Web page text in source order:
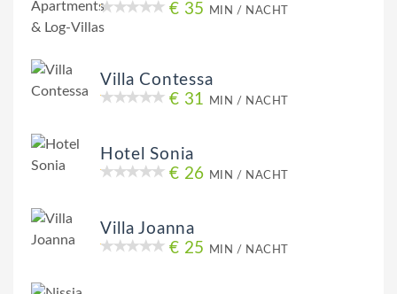
€ 35
MIN / NACHT
Villa Contessa
€ 31
MIN / NACHT
Hotel Sonia
€ 26 MIN / NACHT
Villa Joanna
€ 25
MIN / NACHT